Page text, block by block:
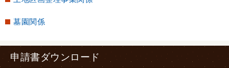
墓園関係
申請書ダウンロード